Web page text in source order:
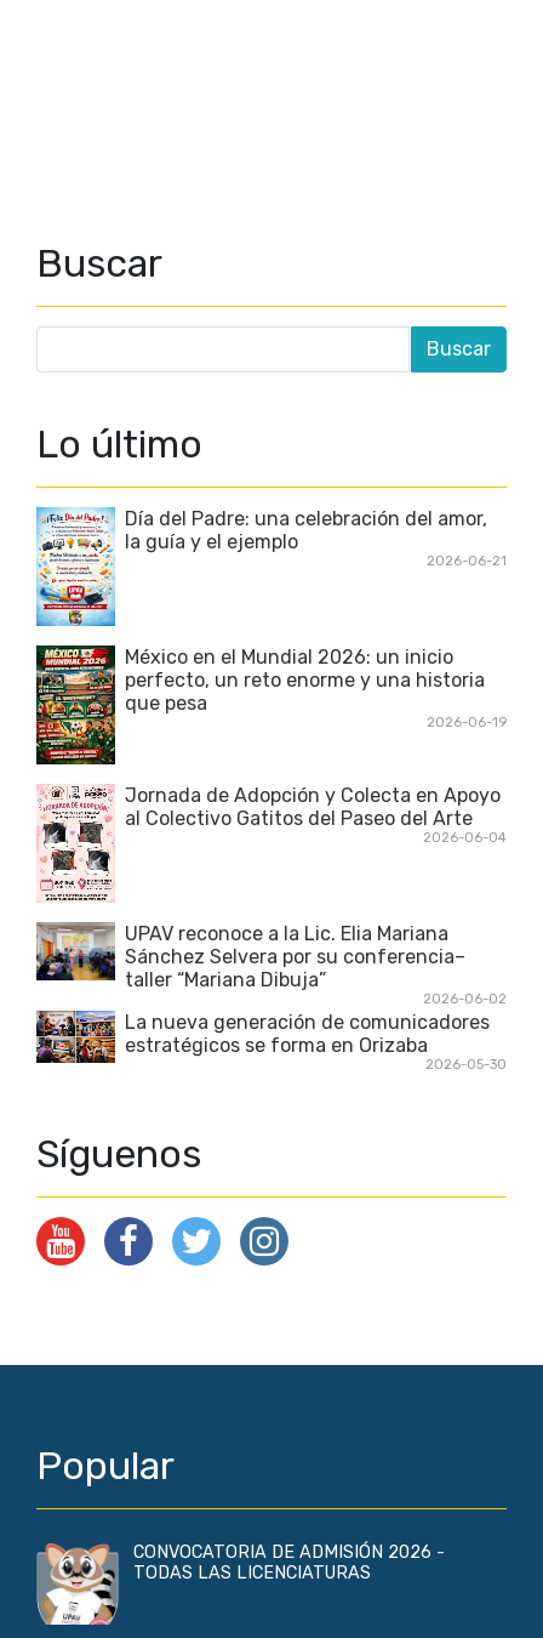
Buscar
Lo último
Día del Padre: una celebración del amor,
la guía y el ejemplo
2026-06-21
México en el Mundial 2026: un inicio
perfecto, un reto enorme y una historia
que pesa
2026-06-19
Jornada de Adopción y Colecta en Apoyo
al Colectivo Gatitos del Paseo del Arte
2026-06-04
UPAV reconoce a la Lic. Elia Mariana
Sánchez Selvera por su conferencia–
taller “Mariana Dibuja”
2026-06-02
La nueva generación de comunicadores
estratégicos se forma en Orizaba
2026-05-30
Síguenos
Popular
CONVOCATORIA DE ADMISIÓN 2026 -
TODAS LAS LICENCIATURAS